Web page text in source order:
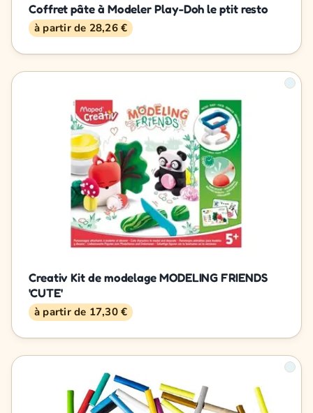
Coffret pâte à Modeler Play-Doh le ptit resto
à partir de 28,26 €
Creativ Kit de modelage MODELING FRIENDS
'CUTE'
à partir de 17,30 €